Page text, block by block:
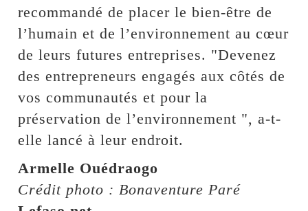
recommandé de placer le bien-être de
l’humain et de l’environnement au cœur
de leurs futures entreprises. "Devenez
des entrepreneurs engagés aux côtés de
vos communautés et pour la
préservation de l’environnement ", a-t-
elle lancé à leur endroit.
Armelle Ouédraogo
Crédit photo : Bonaventure Paré